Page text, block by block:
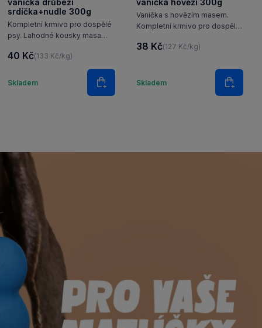
vanička drůbeží
srdíčka+nudle 300g
Kompletní krmivo pro dospělé
psy. Lahodné kousky masa
40 Kč(133 Kč/kg)
Skladem
Množství
Do košíku
vanička hovězí 300g
Vanička s hovězím masem.
Kompletní krmivo pro dospělé
38 Kč(127 Kč/kg)
Skladem
Množství
Do